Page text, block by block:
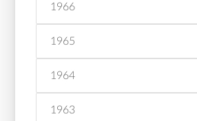
1966
1965
1964
1963